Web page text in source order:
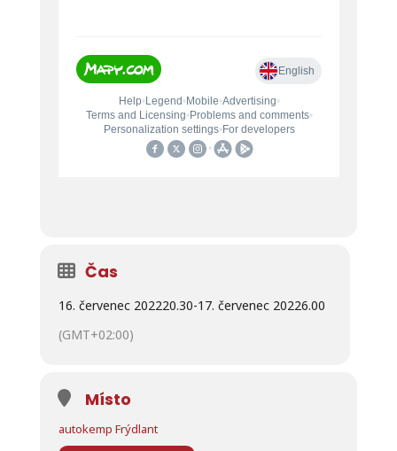
Čas
16. červenec 202220.30-17. červenec 20226.00
(GMT+02:00)
Místo
autokemp Frýdlant